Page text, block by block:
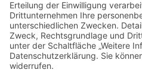
Suchen